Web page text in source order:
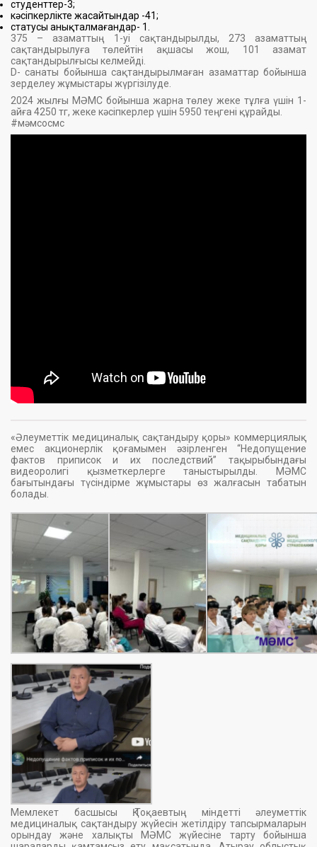
студенттер-3;
кәсіпкерлікте жасайтындар -41;
статусы анықталмағандар- 1.
375 – азаматтың 1-уі сақтандырылды, 273 азаматтың
сақтандырылуға төлейтін ақшасы жош, 101 азамат
сақтандырылғысы келмейді.
D- санаты бойынша сақтандырылмаған азаматтар бойынша
зерделеу жұмыстары жүргізілуде.
2024 жылғы МӘМС бойынша жарна төлеу жеке тұлға үшін 1-
айға 4250 тг, жеке кәсіпкерлер үшін 5950 теңгені құрайды.
#мәмсосмс
«Әлеуметтік медициналық сақтандыру қоры» коммерциялық
емес акционерлік қоғамымен әзірленген “Недопущение
фактов приписок и их последствий” тақырыбындағы
видеоролигі қызметкерлерге таныстырылды. МӘМС
бағытындағы түсіндірме жұмыстары өз жалғасын табатын
болады.
Мемлекет басшысы Қ.Тоқаевтың міндетті әлеуметтік
медициналық сақтандыру жүйесін жетілдіру тапсырмаларын
орындау және халықты МӘМС жүйесіне тарту бойынша